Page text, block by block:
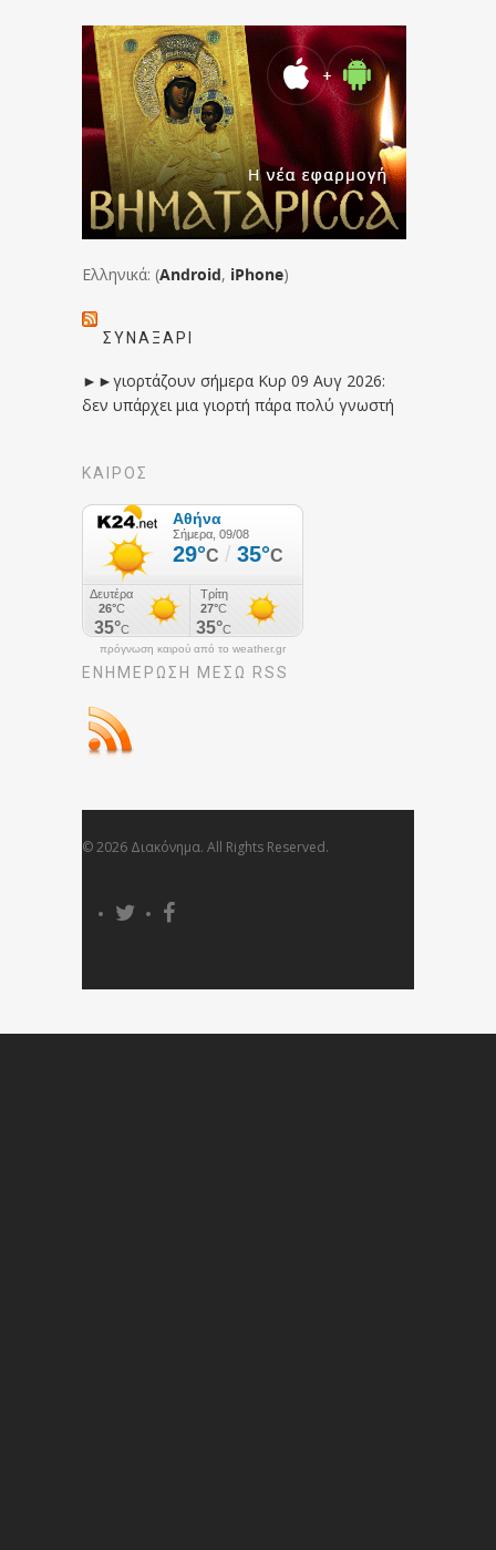
Ελληνικά: (Android, iPhone)
ΣΥΝΑΞΆΡΙ
►►γιορτάζουν σήμερα Κυρ 09 Αυγ 2026:
δεν υπάρχει μια γιορτή πάρα πολύ γνωστή
ΚΑΙΡΟΣ
πρόγνωση καιρού από το weather.gr
ΕΝΗΜΈΡΩΣΉ ΜΕΣΩ RSS
© 2026 Διακόνημα. All Rights Reserved.